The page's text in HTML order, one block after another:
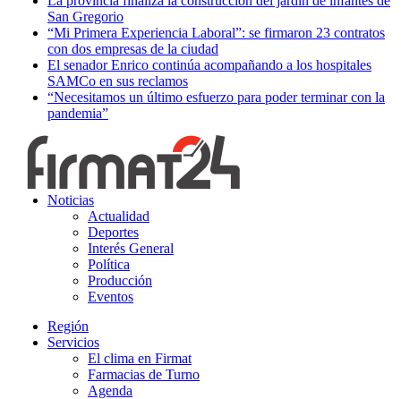
San Gregorio
“Mi Primera Experiencia Laboral”: se firmaron 23 contratos
con dos empresas de la ciudad
El senador Enrico continúa acompañando a los hospitales
SAMCo en sus reclamos
“Necesitamos un último esfuerzo para poder terminar con la
pandemia”
Firmat24
el tiempo no para
Noticias
Actualidad
Deportes
Interés General
Política
Producción
Eventos
Región
Servicios
El clima en Firmat
Farmacias de Turno
Agenda